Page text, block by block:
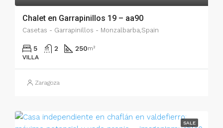
Chalet en Garrapinillos 19 – aa90
Casetas - Garrapinillos - Monzalbarba,Spain
5 2 250m²
VILLA
Zaragoza
SALE